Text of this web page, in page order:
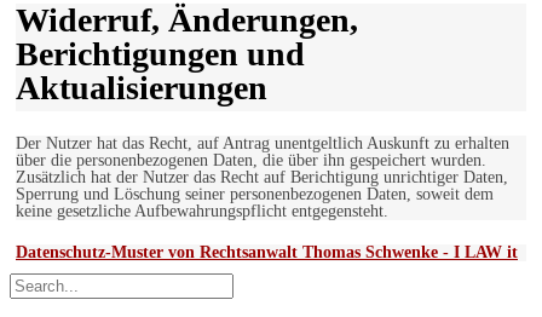
Widerruf, Änderungen,
Berichtigungen und
Aktualisierungen
Der Nutzer hat das Recht, auf Antrag unentgeltlich Auskunft zu erhalten
über die personenbezogenen Daten, die über ihn gespeichert wurden.
Zusätzlich hat der Nutzer das Recht auf Berichtigung unrichtiger Daten,
Sperrung und Löschung seiner personenbezogenen Daten, soweit dem
keine gesetzliche Aufbewahrungspflicht entgegensteht.
Datenschutz-Muster von Rechtsanwalt Thomas Schwenke - I LAW it